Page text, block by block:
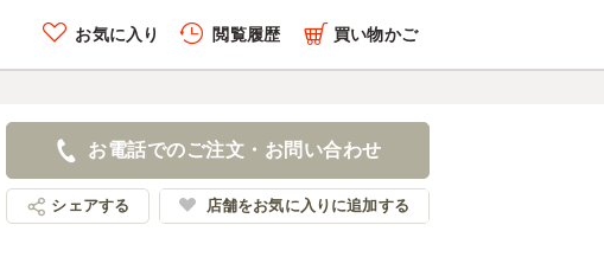
お気に入り 閲覧履歴 買い物かご
お電話でのご注文・お問い合わせ
シェアする 店舗をお気に入りに追加する